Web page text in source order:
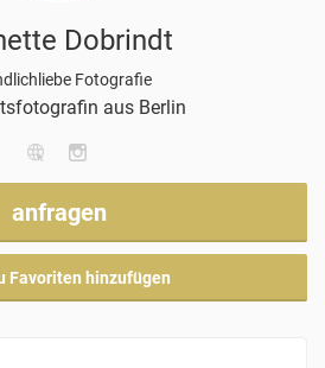
Dobrindt
Fotografie
aus Berlin
anfragen
Favoriten hinzufügen